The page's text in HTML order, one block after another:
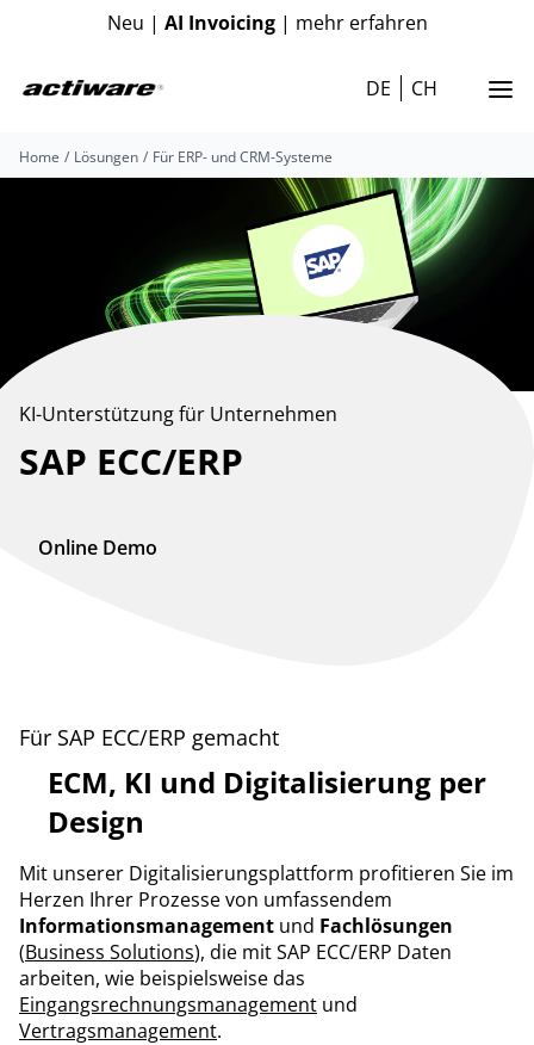
Neu | AI Invoicing| mehr erfahren
DE CH
KI-Unterstützung für Unternehmen
SAP ECC/ERP
Online Demo
Home Lösungen Für ERP- und CRM-Systeme
Für SAP ECC/ERP gemacht
ECM, KI und Digitalisierung per
Design
Mit unserer Digitalisierungsplattform profitieren Sie im
Herzen Ihrer Prozesse von umfassendem
Informationsmanagement und Fachlösungen
(Business Solutions), die mit SAP ECC/ERP Daten
arbeiten, wie beispielsweise das
Eingangsrechnungsmanagement und
Vertragsmanagement.